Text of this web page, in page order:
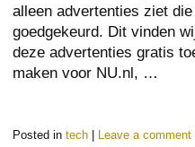
alleen advertenties ziet
goedgekeurd. Dit vinden
deze advertenties gratis
maken voor NU.nl, …
Posted in tech Leave a comment